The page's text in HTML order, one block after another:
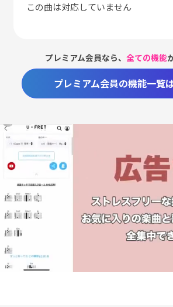
この曲は対応していません
プレミアム会員なら、全ての機能
プレミアム会員の機能一覧